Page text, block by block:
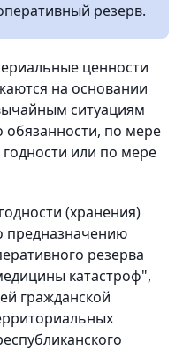
резерв.
ценности
на основании
ситуациям
по мере
или по мере
(хранения)
предназначению
резерва
катастроф",
гражданской